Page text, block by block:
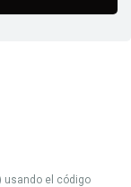
usando el código